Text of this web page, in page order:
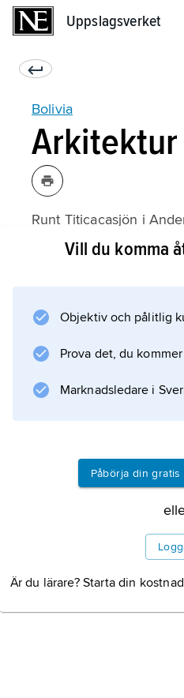
Uppslagsverket
Bolivia
Arkitektur
Runt Titicacasjön i
perioden 400–800 en
med inkakulturens. Det
detta är
(Solporten), som anses
Information om
Vill du komma
Objektiv och pålitlig
Prova det, du
Marknadsledare i
Påbörja din
Är du lärare? Starta din